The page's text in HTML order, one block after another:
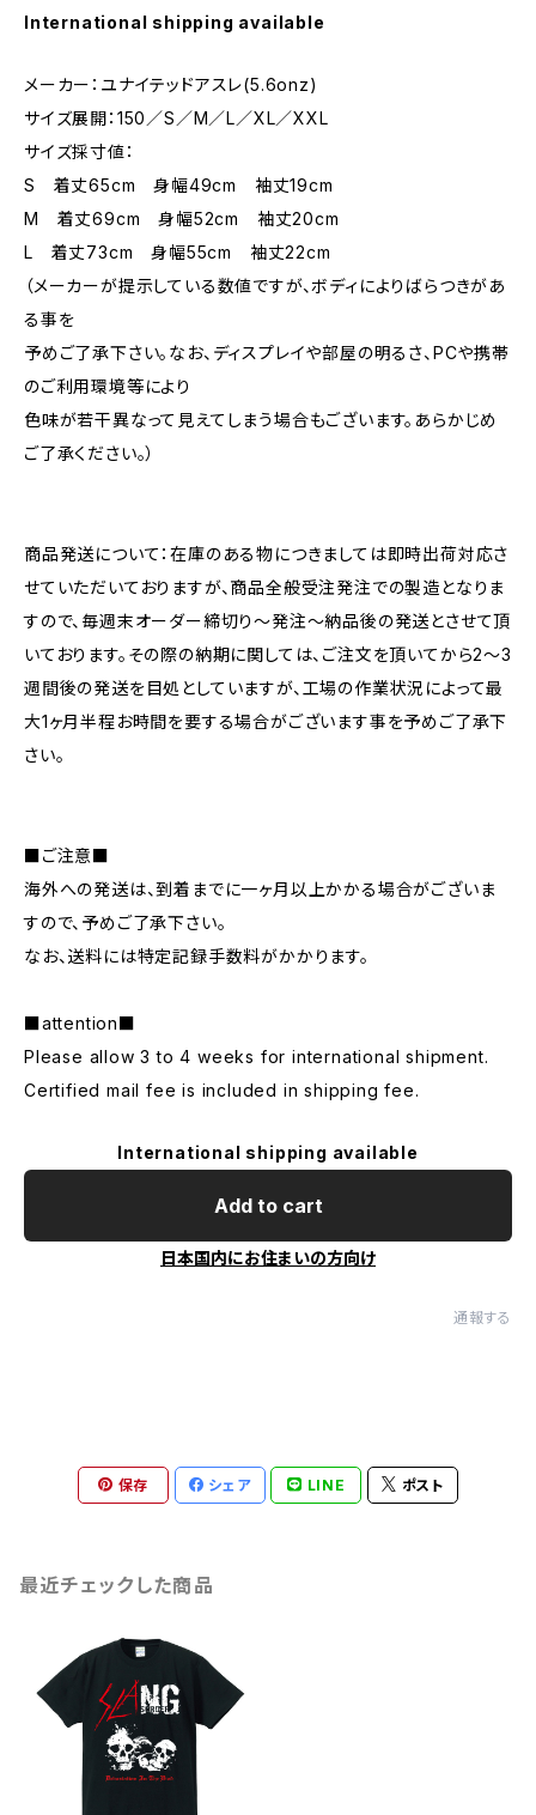
International shipping available
メーカー：ユナイテッドアスレ(5.6onz)
サイズ展開：150／S／M／L／XL／XXL
サイズ採寸値：
S 着丈65cm 身幅49cm 袖丈19cm
M 着丈69cm 身幅52cm 袖丈20cm
L 着丈73cm 身幅55cm 袖丈22cm
（メーカーが提示している数値ですが、ボディによりばらつきがあ
る事を
予めご了承下さい。なお、ディスプレイや部屋の明るさ、PCや携帯
のご利用環境等により
色味が若干異なって見えてしまう場合もございます。あらかじめ
ご了承ください。）
商品発送について：在庫のある物につきましては即時出荷対応さ
せていただいておりますが、商品全般受注発注での製造となりま
すので、毎週末オーダー締切り〜発注〜納品後の発送とさせて頂
いております。その際の納期に関しては、ご注文を頂いてから2〜3
週間後の発送を目処としていますが、工場の作業状況によって最
大1ヶ月半程お時間を要する場合がございます事を予めご了承下
さい。
■ご注意■
海外への発送は、到着までに一ヶ月以上かかる場合がございま
すので、予めご了承下さい。
なお、送料には特定記録手数料がかかります。
■attention■
Please allow 3 to 4 weeks for international shipment.
Certified mail fee is included in shipping fee.
International shipping available
Add to cart
日本国内にお住まいの方向け
通報する
保存 シェア LINE ポスト
最近チェックした商品